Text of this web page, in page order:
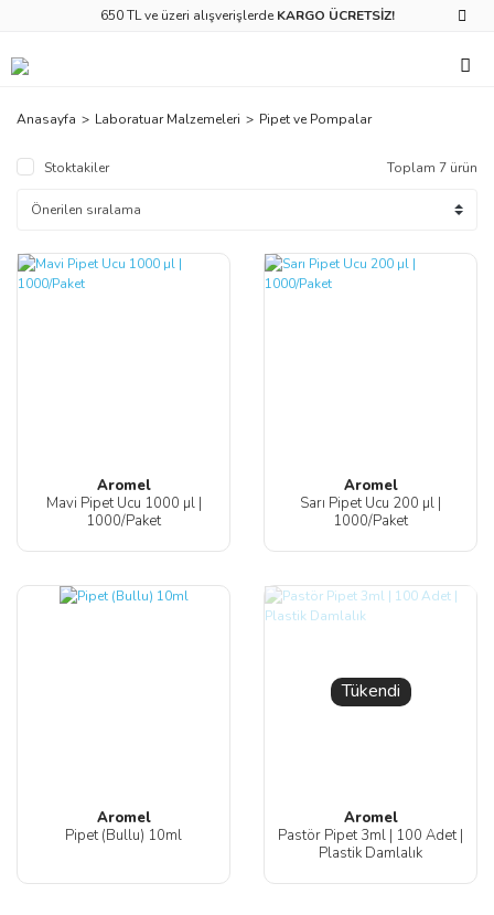
650 TL ve üzeri alışverişlerde KARGO ÜCRETSİZ!
Anasayfa Laboratuar Malzemeleri Pipet ve Pompalar
Stoktakiler Toplam 7 ürün
Aromel
Mavi Pipet Ucu 1000 µl |
1000/Paket
Aromel
Sarı Pipet Ucu 200 µl |
1000/Paket
Aromel
Pipet (Bullu) 10ml
Tükendi
Aromel
Pastör Pipet 3ml | 100 Adet |
Plastik Damlalık